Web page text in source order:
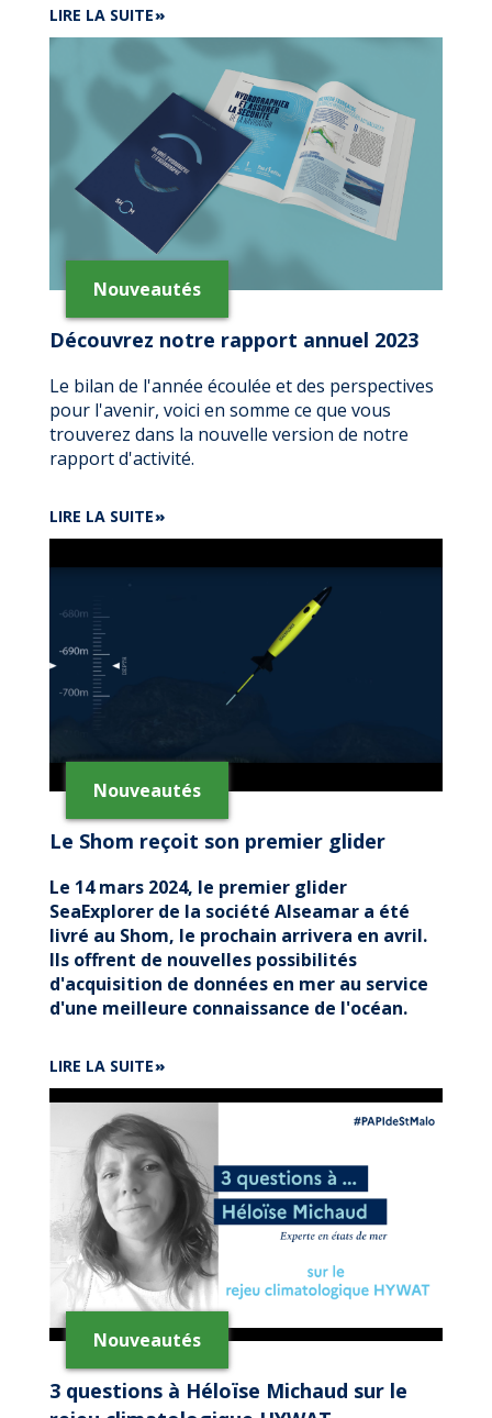
LIRE LA SUITEDE
DÉCOUVREZ
NOUVELLE
VERSION
SITE
REFMAR
Nouveautés
Découvrez notre rapport annuel 2023
Le bilan de l'année écoulée et des perspectives
pour l'avenir, voici en somme ce que vous
trouverez dans la nouvelle version de notre
rapport d'activité.
LIRE LA SUITEDE
DÉCOUVREZ
Nouveautés
Le Shom reçoit son premier glider
Le 14 mars 2024, le premier glider
SeaExplorer de la société Alseamar a été
livré au Shom, le prochain arrivera en avril.
Ils offrent de nouvelles possibilités
d'acquisition de données en mer au service
d'une meilleure connaissance de l'océan.
LIRE LA SUITEDE
LE
SHOM
REÇOIT
SON
PREMIER
GLIDER
Nouveautés
3 questions à Héloïse Michaud sur le